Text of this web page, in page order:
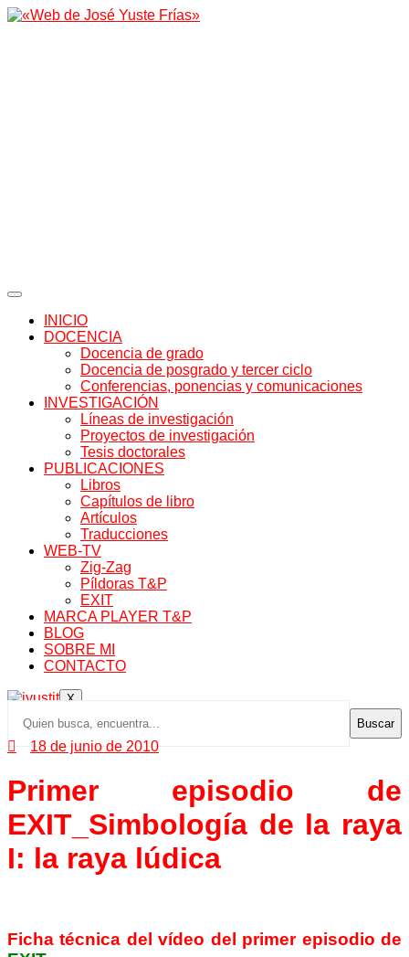
INICIO
DOCENCIA
Docencia de grado
Docencia de posgrado y tercer ciclo
Conferencias, ponencias y comunicaciones
INVESTIGACIÓN
Líneas de investigación
Proyectos de investigación
Tesis doctorales
PUBLICACIONES
Libros
Capítulos de libro
Artículos
Traducciones
WEB-TV
Zig-Zag
Píldoras T&P
EXIT
MARCA PLAYER T&P
BLOG
SOBRE MI
CONTACTO
X
Buscar
18 de junio de 2010
Primer episodio de
EXIT_Simbología de la raya
I: la raya lúdica
Ficha técnica del vídeo del primer episodio de